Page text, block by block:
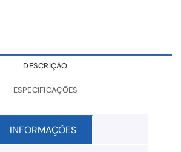
DESCRIÇÃO
ESPECIFICAÇÕES
INFORMAÇÕES